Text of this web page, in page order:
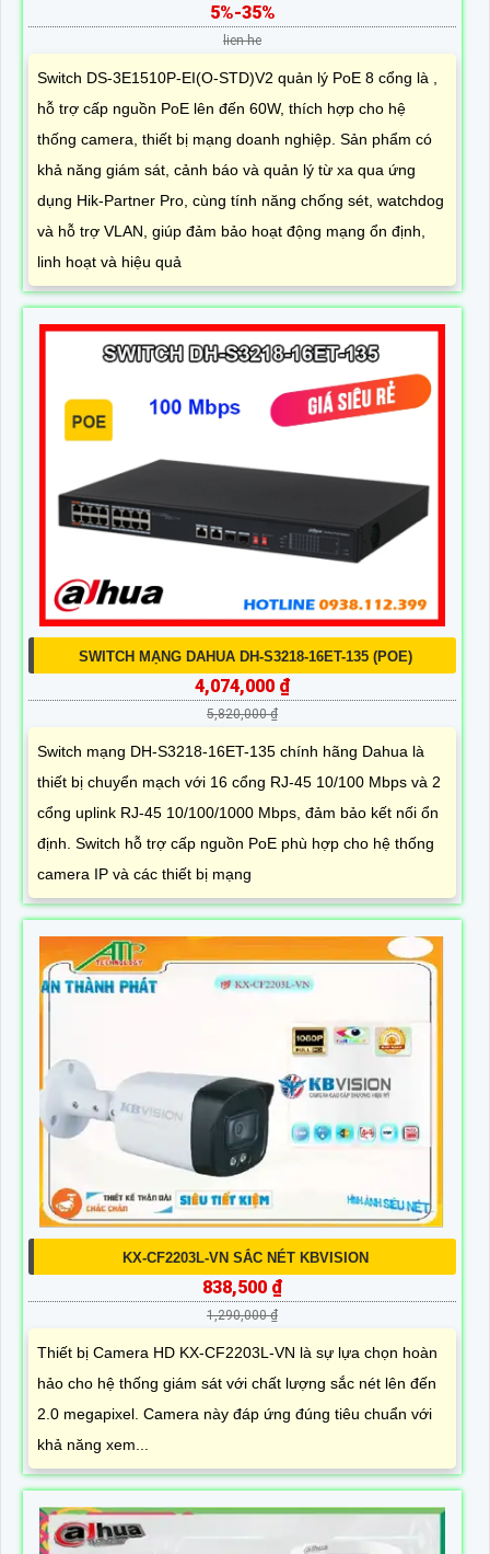
5%-35%
lien he
Switch DS-3E1510P-EI(O-STD)V2 quản lý PoE 8 cổng là ,
hỗ trợ cấp nguồn PoE lên đến 60W, thích hợp cho hệ
thống camera, thiết bị mạng doanh nghiệp. Sản phẩm có
khả năng giám sát, cảnh báo và quản lý từ xa qua ứng
dụng Hik-Partner Pro, cùng tính năng chống sét, watchdog
và hỗ trợ VLAN, giúp đảm bảo hoạt động mạng ổn định,
linh hoạt và hiệu quả
SWITCH MẠNG DAHUA DH-S3218-16ET-135 (POE)
4,074,000 ₫
5,820,000 ₫
Switch mạng DH-S3218-16ET-135 chính hãng Dahua là
thiết bị chuyển mạch với 16 cổng RJ-45 10/100 Mbps và 2
cổng uplink RJ-45 10/100/1000 Mbps, đảm bảo kết nối ổn
định. Switch hỗ trợ cấp nguồn PoE phù hợp cho hệ thống
camera IP và các thiết bị mạng
KX-CF2203L-VN SẮC NÉT KBVISION
838,500 ₫
1,290,000 ₫
Thiết bị Camera HD KX-CF2203L-VN là sự lựa chọn hoàn
hảo cho hệ thống giám sát với chất lượng sắc nét lên đến
2.0 megapixel. Camera này đáp ứng đúng tiêu chuẩn với
khả năng xem...